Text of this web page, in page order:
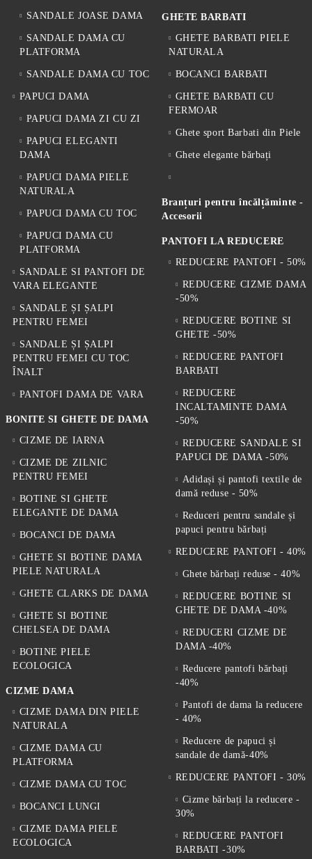
SANDALE JOASE DAMA
SANDALE DAMA CU
PLATFORMA
SANDALE DAMA CU TOC
PAPUCI DAMA
PAPUCI DAMA ZI CU ZI
PAPUCI ELEGANTI
DAMA
PAPUCI DAMA PIELE
NATURALA
PAPUCI DAMA CU TOC
PAPUCI DAMA CU
PLATFORMA
SANDALE SI PANTOFI DE
VARA ELEGANTE
SANDALE ȘI ȘALPI
PENTRU FEMEI
SANDALE ȘI ȘALPI
PENTRU FEMEI CU TOC
ÎNALT
PANTOFI DAMA DE VARA
BONITE SI GHETE DE DAMA
CIZME DE IARNA
CIZME DE ZILNIC
PENTRU FEMEI
BOTINE SI GHETE
ELEGANTE DE DAMA
BOCANCI DE DAMA
GHETE SI BOTINE DAMA
PIELE NATURALA
GHETE CLARKS DE DAMA
GHETE SI BOTINE
CHELSEA DE DAMA
BOTINE PIELE
ECOLOGICA
CIZME DAMA
CIZME DAMA DIN PIELE
NATURALA
CIZME DAMA CU
PLATFORMA
CIZME DAMA CU TOC
BOCANCI LUNGI
CIZME DAMA PIELE
ECOLOGICA
GHETE BARBATI
GHETE BARBATI PIELE
NATURALA
BOCANCI BARBATI
GHETE BARBATI CU
FERMOAR
Ghete sport Barbati din Piele
Ghete elegante bărbați
Branțuri pentru încălțăminte -
Accesorii
PANTOFI LA REDUCERE
REDUCERE PANTOFI - 50%
REDUCERE CIZME DAMA
-50%
REDUCERE BOTINE SI
GHETE -50%
REDUCERE PANTOFI
BARBATI
REDUCERE
INCALTAMINTE DAMA
-50%
REDUCERE SANDALE SI
PAPUCI DE DAMA -50%
Adidași și pantofi textile de
damă reduse - 50%
Reduceri pentru sandale și
papuci pentru bărbați
REDUCERE PANTOFI - 40%
Ghete bărbați reduse - 40%
REDUCERE BOTINE SI
GHETE DE DAMA -40%
REDUCERI CIZME DE
DAMA -40%
Reducere pantofi bărbați
-40%
Pantofi de dama la reducere
- 40%
Reducere de papuci și
sandale de damă-40%
REDUCERE PANTOFI - 30%
Cizme bărbați la reducere -
30%
REDUCERE PANTOFI
BARBATI -30%